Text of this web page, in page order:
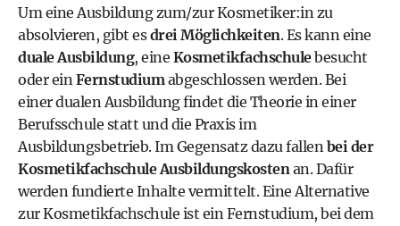
Um eine Ausbildung zum/zur Kosmetiker:in zu
absolvieren, gibt esdrei Möglichkeiten. Es kann eine
duale Ausbildung, eine Kosmetikfachschulebesucht
oder einFernstudiumabgeschlossen werden. Bei
einer dualen Ausbildung findet die Theorie in einer
Berufsschule statt und die Praxis im
Ausbildungsbetrieb. Im Gegensatz dazu fallenbei der
Kosmetikfachschule Ausbildungskostenan. Dafür
werden fundierte Inhalte vermittelt. Eine Alternative
zur Kosmetikfachschule ist ein Fernstudium, bei dem